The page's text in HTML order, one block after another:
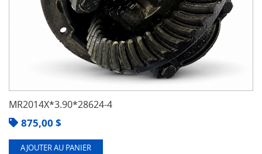
MR2014X*3.90*28624-4
875,00 $
AJOUTER AU PANIER